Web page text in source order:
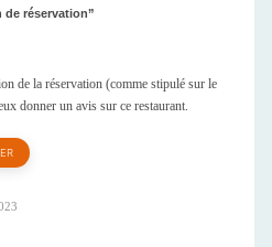
de réservation
de la réservation (comme stipulé sur le
donner un avis sur ce restaurant.